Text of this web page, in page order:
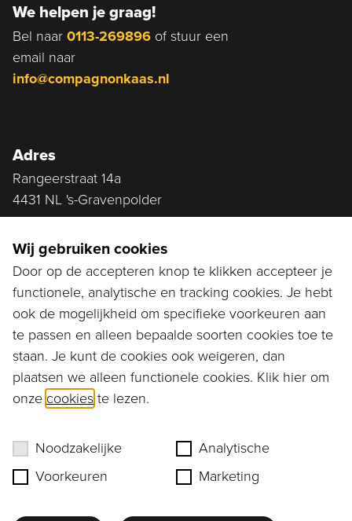
We helpen je graag!
Bel naar 0113-269896 of stuur een
email naar
info@compagnonkaas.nl
Adres
Rangeerstraat 14a
4431 NL 's-Gravenpolder
Ga naar...
Bestellen
Diensten
Assortiment
Ons verhaal
Wij gebruiken cookies
Door op de accepteren knop te klikken accepteer je
functionele, analytische en tracking cookies. Je hebt
ook de mogelijkheid om specifieke voorkeuren aan
te passen en alleen bepaalde soorten cookies toe te
staan. Je kunt de cookies ook weigeren, dan
plaatsen we alleen functionele cookies. Klik hier om
onze cookies te lezen.
Noodzakelijke
Analytische
Voorkeuren
Marketing